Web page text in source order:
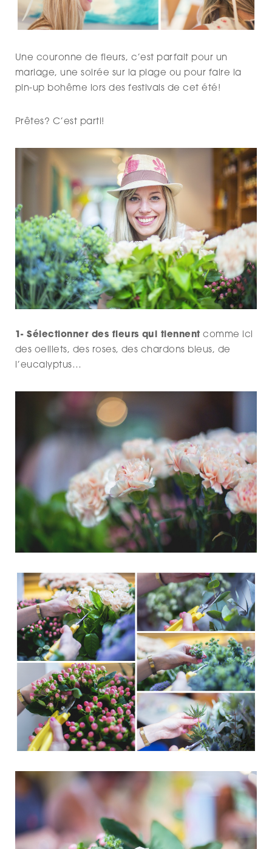
Une couronne de fleurs, c’est parfait pour un
mariage, une soirée sur la plage ou pour faire la
pin-up bohême lors des festivals de cet été!
Prêtes? C’est parti!
1- Sélectionner des fleurs qui tiennent comme ici
des oeillets, des roses, des chardons bleus, de
l’eucalyptus…